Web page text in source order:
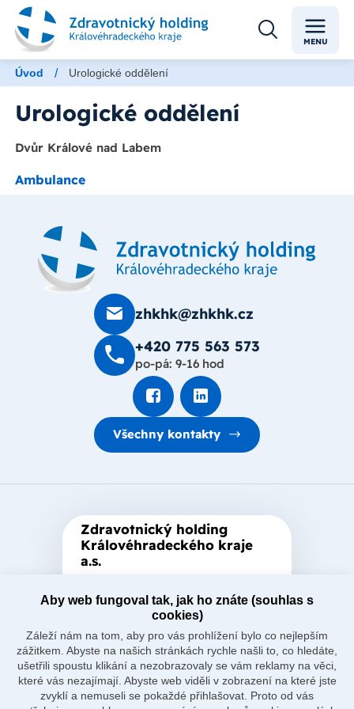
MENU
Úvod / Urologické oddělení
Urologické oddělení
Dvůr Králové nad Labem
Ambulance
zhkhk@zhkhk.cz
+420 775 563 573
po-pá: 9-16 hod
Všechny kontakty
Zdravotnický holding
Královéhradeckého kraje
a.s.
založená Královéhradeckým
krajem, který je jediným
akcionářem společnosti.
Aby web fungoval tak, jak ho znáte (souhlas s
cookies)
Záleží nám na tom, aby pro vás prohlížení bylo co nejlepším
zážitkem. Abyste na našich stránkách rychle našli to, co hledáte,
ušetřili spoustu klikání a nezobrazovaly se vám reklamy na věci,
které vás nezajímají. Abyste web viděli v zobrazení na které jste
zvyklí a nemuseli se pokaždé přihlašovat. Proto od vás